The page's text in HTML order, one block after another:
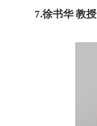
7.徐书华 教授